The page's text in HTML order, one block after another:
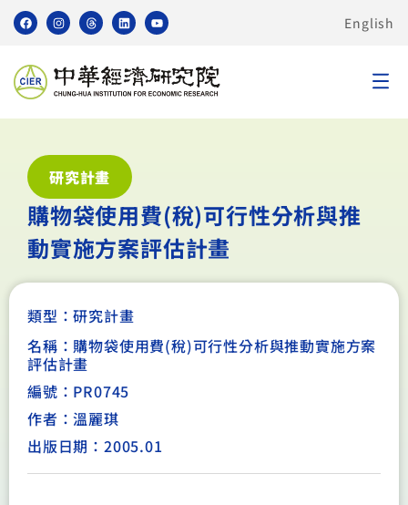
English
研究計畫
購物袋使用費(稅)可行性分析與推
動實施方案評估計畫
類型：研究計畫
名稱：購物袋使用費(稅)可行性分析與推動實施方案
評估計畫
編號：PR0745
作者：溫麗琪
出版日期：2005.01